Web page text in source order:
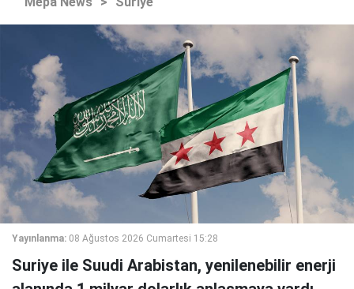
Yayınlanma: 08 Ağustos 2026 Cumartesi 15:28
Suriye ile Suudi Arabistan, yenilenebilir enerji